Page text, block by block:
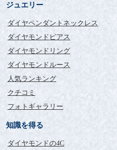
ジュエリー
ダイヤペンダントネックレス
ダイヤモンドピアス
ダイヤモンドリング
ダイヤモンドルース
人気ランキング
クチコミ
フォトギャラリー
知識を得る
ダイヤモンドの4C